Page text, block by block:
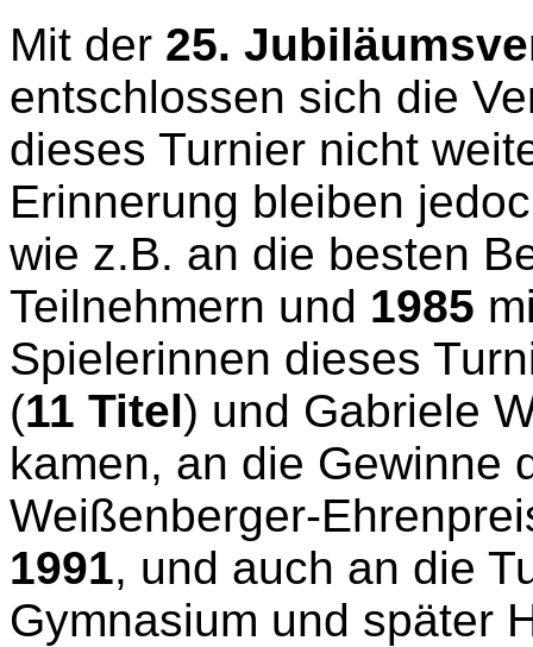
Mit der 25.
entschlossen sich die
dieses Turnier nicht
Erinnerung bleiben
wie z.B. an die besten
Teilnehmern und 1985
Spielerinnen dieses
(11 Titel) und Gabriele
kamen, an die Gewinne
Weißenberger-
1991, und auch an die
Gymnasium und später